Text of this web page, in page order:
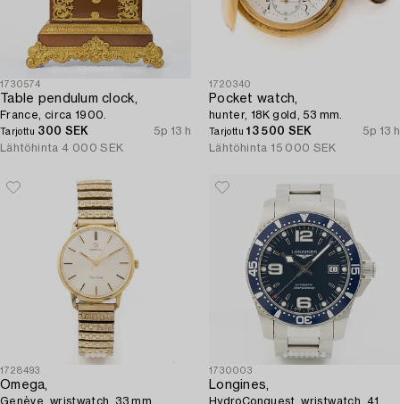
1730574
Table pendulum clock,
France, circa 1900.
Tarjottu 300 SEK
5p 13 h
Lähtöhinta 4 000 SEK
1720340
Pocket watch,
hunter, 18K gold, 53 mm.
Tarjottu13 500 SEK
5p 13 h
Lähtöhinta 15 000 SEK
1728493
Omega,
Genève, wristwatch, 33 mm.
1730003
Longines,
HydroConquest, wristwatch, 41